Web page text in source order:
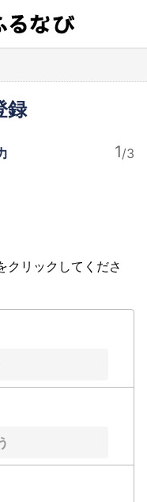
録
クリックしてくださ